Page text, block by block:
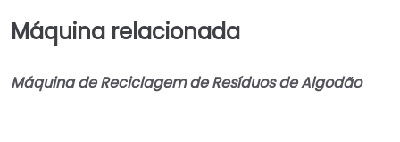
Máquina relacionada
Máquina de Reciclagem de Resíduos de Algodão